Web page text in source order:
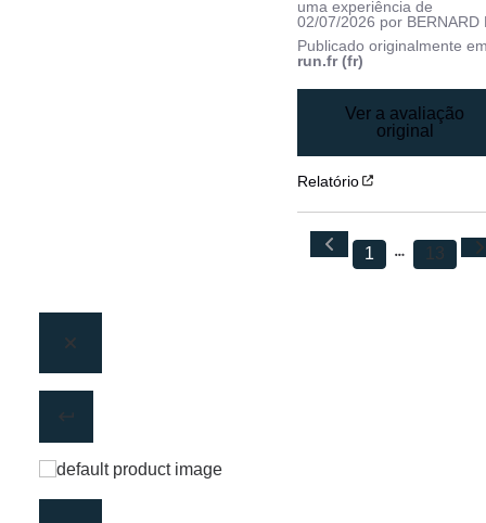
uma experiência de
02/07/2026 por BERNARD
Publicado originalmente
run.fr (fr)
Ver a avaliação
original
Relatório
1 13